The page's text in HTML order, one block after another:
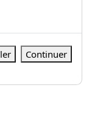
Continuer